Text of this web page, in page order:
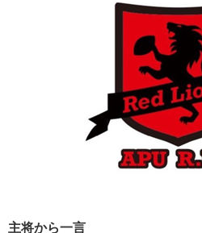
主将から一言